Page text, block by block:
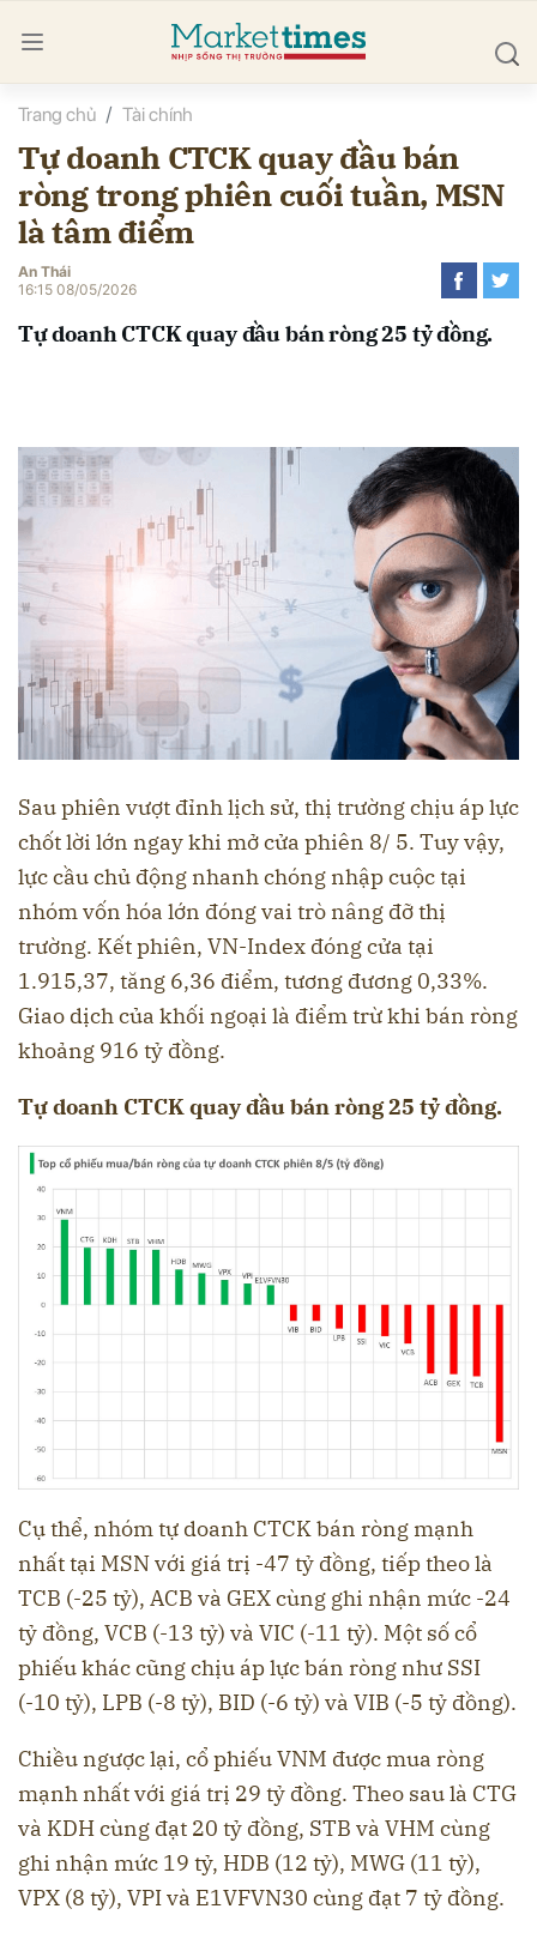
Trang chủ Tài chính
Tự doanh CTCK quay đầu bán
ròng trong phiên cuối tuần, MSN
là tâm điểm
An Thái
16:15 08/05/2026
Tự doanh CTCK quay đầu bán ròng 25 tỷ đồng.
Sau phiên vượt đỉnh lịch sử, thị trường chịu áp lực
chốt lời lớn ngay khi mở cửa phiên 8/ 5. Tuy vậy,
lực cầu chủ động nhanh chóng nhập cuộc tại
nhóm vốn hóa lớn đóng vai trò nâng đỡ thị
trường. Kết phiên, VN-Index đóng cửa tại
1.915,37, tăng 6,36 điểm, tương đương 0,33%.
Giao dịch của khối ngoại là điểm trừ khi bán ròng
khoảng 916 tỷ đồng.
Tự doanh CTCK quay đầu bán ròng 25 tỷ đồng.
Cụ thể, nhóm tự doanh CTCK bán ròng mạnh
nhất tại MSN với giá trị -47 tỷ đồng, tiếp theo là
TCB (-25 tỷ), ACB và GEX cùng ghi nhận mức -24
tỷ đồng, VCB (-13 tỷ) và VIC (-11 tỷ). Một số cổ
phiếu khác cũng chịu áp lực bán ròng như SSI
(-10 tỷ), LPB (-8 tỷ), BID (-6 tỷ) và VIB (-5 tỷ đồng).
Chiều ngược lại, cổ phiếu VNM được mua ròng
mạnh nhất với giá trị 29 tỷ đồng. Theo sau là CTG
và KDH cùng đạt 20 tỷ đồng, STB và VHM cùng
ghi nhận mức 19 tỷ, HDB (12 tỷ), MWG (11 tỷ),
VPX (8 tỷ), VPI và E1VFVN30 cùng đạt 7 tỷ đồng.
luận